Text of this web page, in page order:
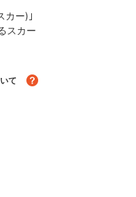
デザイン:菅野宏紀／美術
音響監督:三間雅文／アニ
カー)｣
スカー
て